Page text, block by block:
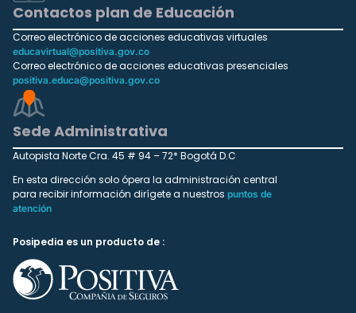
Contactos plan de Educación
Correo electrónico de acciones educativas virtuales
educavirtual@positiva.gov.co
Correo electrónico de acciones educativas presenciales
positiva.educa@positiva.gov.co
Sede Administrativa
Autopista Norte Cra. 45 # 94 – 72* Bogotá D.C
En esta dirección solo ópera la administración central
para recibir información dirígete a nuestros puntos de
atención
Posipedia es un producto de :